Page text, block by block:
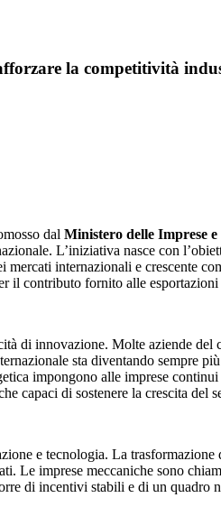
la competitività
dal Ministero delle Imprese
L’iniziativa nasce con
internazionali e crescente
il contributo fornito alle
di innovazione. Molte aziende
sta diventando sempre
impongono alle imprese
capaci di sostenere la crescita del
e tecnologia. La
Le imprese meccaniche sono
di incentivi stabili e di un